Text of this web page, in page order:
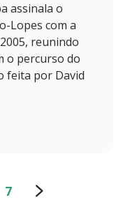
assinala o
Lopes com a
reunindo
o percurso do
feita por David
7